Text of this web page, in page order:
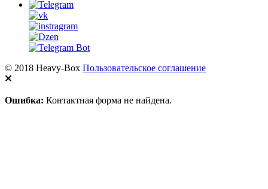
© 2018 Heavy-Box Пользовательское соглашение
Ошибка: Контактная форма не найдена.